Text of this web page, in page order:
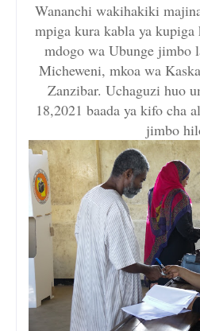
Wananchi wakihakiki
mpiga kura kabla ya
mdogo wa Ubunge jimbo
Micheweni, mkoa wa
Zanzibar. Uchaguzi huo
18,2021 baada ya kifo cha
jimbo